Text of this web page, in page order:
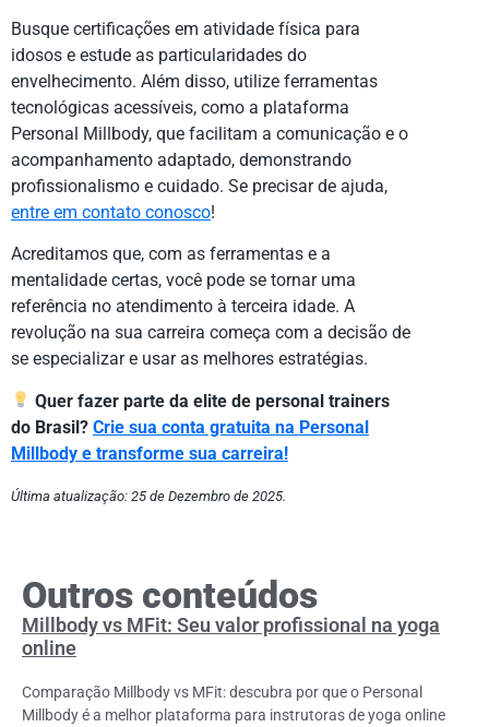
Busque certificações em atividade física para
idosos e estude as particularidades do
envelhecimento. Além disso, utilize ferramentas
tecnológicas acessíveis, como a plataforma
Personal Millbody, que facilitam a comunicação e o
acompanhamento adaptado, demonstrando
profissionalismo e cuidado. Se precisar de ajuda,
entre em contato conosco!
Acreditamos que, com as ferramentas e a
mentalidade certas, você pode se tornar uma
referência no atendimento à terceira idade. A
revolução na sua carreira começa com a decisão de
se especializar e usar as melhores estratégias.
Quer fazer parte da elite de personal trainers
do Brasil? Crie sua conta gratuita na Personal
Millbody e transforme sua carreira!
Última atualização: 25 de Dezembro de 2025.
Outros conteúdos
Millbody vs MFit: Seu valor profissional na yoga
online
Comparação Millbody vs MFit: descubra por que o Personal
Millbody é a melhor plataforma para instrutoras de yoga online